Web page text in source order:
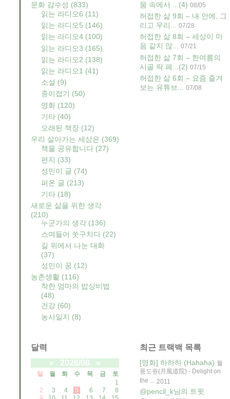
문화 감수성 (833)
읽는 라디오6 (11)
읽는 라디오5 (146)
읽는 라디오4 (100)
읽는 라디오3 (165)
읽는 라디오2 (138)
읽는 라디오1 (41)
소설 (9)
종이접기 (50)
영화 (120)
기타 (40)
오래된 책장 (12)
우리 살아가는 세상은 (369)
책을 공유합니다 (27)
편지 (33)
성민이 글 (74)
퍼온 글 (213)
기타 (18)
새로운 삶을 위한 생각
(210)
누군가의 생각 (136)
스며들어 쏫구치다 (22)
길 위에서 나눈 대화
(37)
성민이 꿈 (12)
농촌생활 (116)
착한 엄마의 밥상비법
(48)
건강 (60)
농사일지 (8)
뭄 속에서 ... (4) 08/05
허접한 삶 9회 – 내 안에, 그
리고 우리...
07/28
허접한 삶 8회 – 세상이 마
음 같지 않... 07/21
허접한 삶 7회 – 한여름의
시골 락 페... (2) 07/15
허접한 삶 6회 – 요즘 즐겨
보는 유튜브...
07/08
달력
«
2026/08 »
일 월 화 수 목 금
토
1
2
3 4 5 6 7
8
최근 트랙백 목록
[영화] 하하하 (Hahaha) 월
풍도원(月風道院) - Delight on
the ... 2011
@pencil_k님의 트윗